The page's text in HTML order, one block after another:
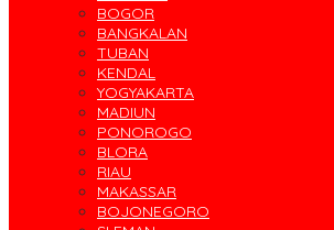
BOGOR
BANGKALAN
TUBAN
KENDAL
YOGYAKARTA
MADIUN
PONOROGO
BLORA
RIAU
MAKASSAR
BOJONEGORO